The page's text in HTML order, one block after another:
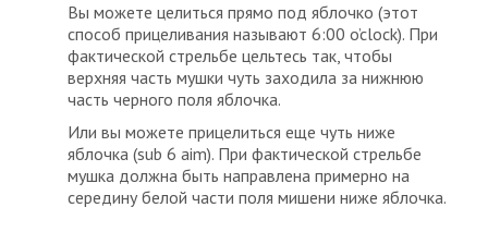
Вы можете целиться прямо под яблочко (этот
способ прицеливания называют 6:00 o’clock). При
фактической стрельбе цельтесь так, чтобы
верхняя часть мушки чуть заходила за нижнюю
часть черного поля яблочка.
Или вы можете прицелиться еще чуть ниже
яблочка (sub 6 aim). При фактической стрельбе
мушка должна быть направлена примерно на
середину белой части поля мишени ниже яблочка.